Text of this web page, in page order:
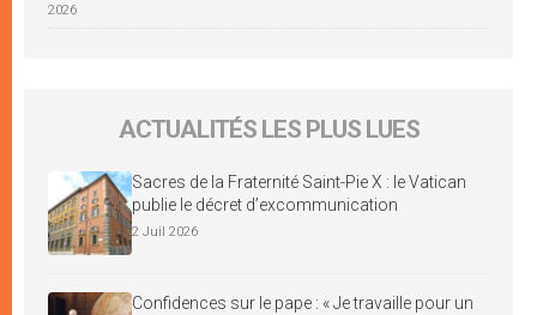
2026
ACTUALITÉS LES PLUS LUES
Sacres de la Fraternité Saint-Pie X : le Vatican
publie le décret d’excommunication
2 Juil 2026
Confidences sur le pape : « Je travaille pour un